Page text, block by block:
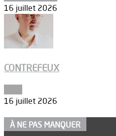
16 juillet 2026
CONTREFEUX
16 juillet 2026
À NE PAS MANQUER